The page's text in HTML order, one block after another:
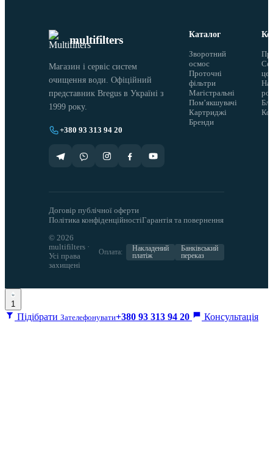
multifilters
Магазин і сервіс систем
очищення води. Офіційний
представник Bregus в Україні з
1999 року.
+380 93 313 94 20
Каталог
Зворотний
осмос
Проточні
фільтри
Магістральні
Помʼякшувачі
Картриджі
Бренди
Договір публічної оферти
Політика конфіденційностіГарантія та повернення
© 2026
multifilters ·
Усі права
захищені
Оплата:
Накладений
платіж
Банківський
переказ
1
Підібрати Зателефонувати+380 93 313 94 20 Консультація